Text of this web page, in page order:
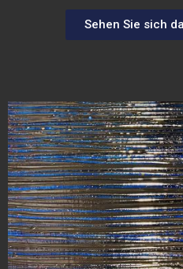
Sehen Sie sich